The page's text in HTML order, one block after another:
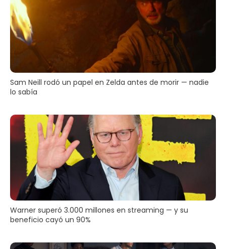
Sam Neill rodó un papel en Zelda antes de morir — nadie
lo sabía
Warner superó 3.000 millones en streaming — y su
beneficio cayó un 90%